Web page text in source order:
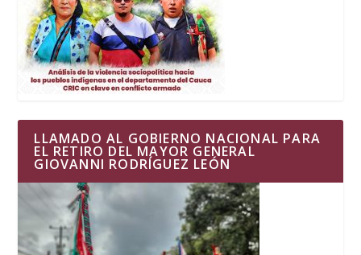
LLAMADO AL GOBIERNO NACIONAL PARA
EL RETIRO DEL MAYOR GENERAL
GIOVANNI RODRÍGUEZ LEÓN